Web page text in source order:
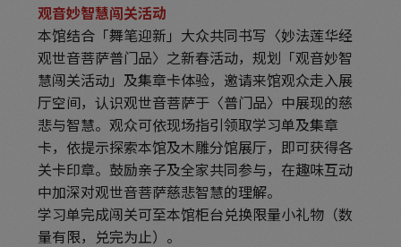
观音妙智慧闯关活动
本馆结合「舞笔迎新」大众共同书写〈妙法莲华经
观世音菩萨普门品〉之新春活动，规划「观音妙智
慧闯关活动」及集章卡体验，邀请来馆观众走入展
厅空间，认识观世音菩萨于〈普门品〉中展现的慈
悲与智慧。观众可依现场指引领取学习单及集章
卡，依提示探索本馆及木雕分馆展厅，即可获得各
关卡印章。鼓励亲子及全家共同参与，在趣味互动
中加深对观世音菩萨慈悲智慧的理解。
学习单完成闯关可至本馆柜台兑换限量小礼物（数
量有限，兑完为止）。